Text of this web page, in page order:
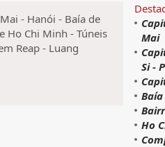
- Hanói - Baía de
Ho Chi Minh - Túneis
Reap- Luang
Mai
Si -
Ho